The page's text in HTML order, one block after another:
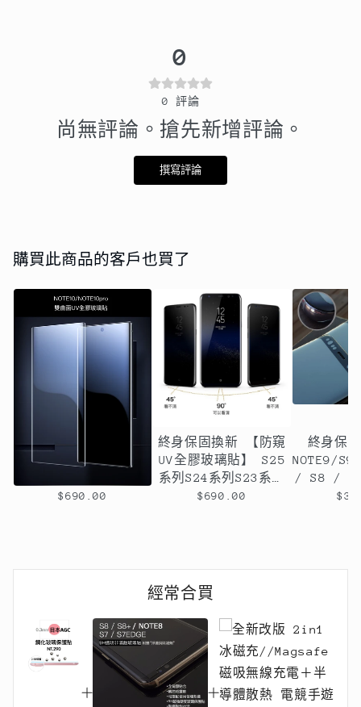
0
0 評論
尚無評論。搶先新增評論。
撰寫評論
購買此商品的客戶也買了
終身保固換新 雙曲面
S25系列s24系列S23系
NOTE20/NOTE20u/S20/S20+/S20
$690.00
終身保固換新 【防窺
UV全膠玻璃貼】 S25
系列S24系列S23系列
S22/S21/S20系列
$690.00
終身保
NOTE9/
/ S8 /
滿版滿版
經常合買